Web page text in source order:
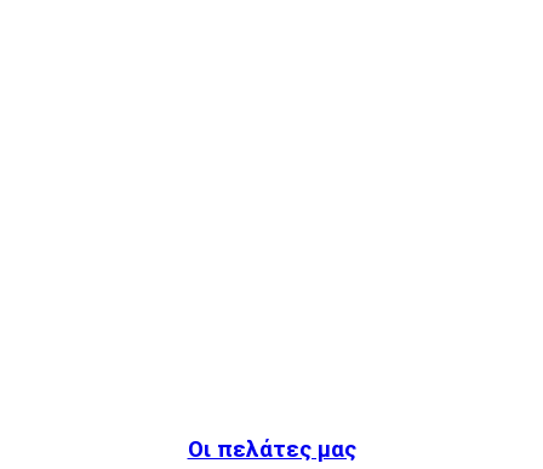
Οι πελάτες μας